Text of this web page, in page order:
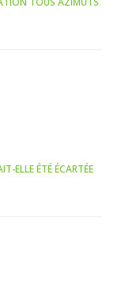
ELLE ÉTÉ ÉCARTÉE